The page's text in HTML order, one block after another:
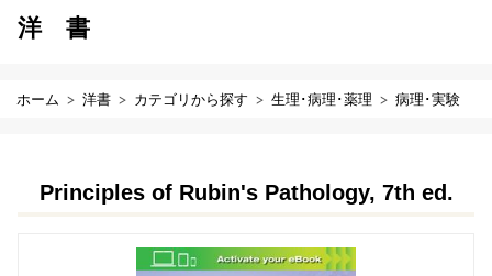
洋書
ホーム 洋書 カテゴリから探す 生理･病理･薬理 病理･実験
Principles of Rubin's Pathology, 7th ed.